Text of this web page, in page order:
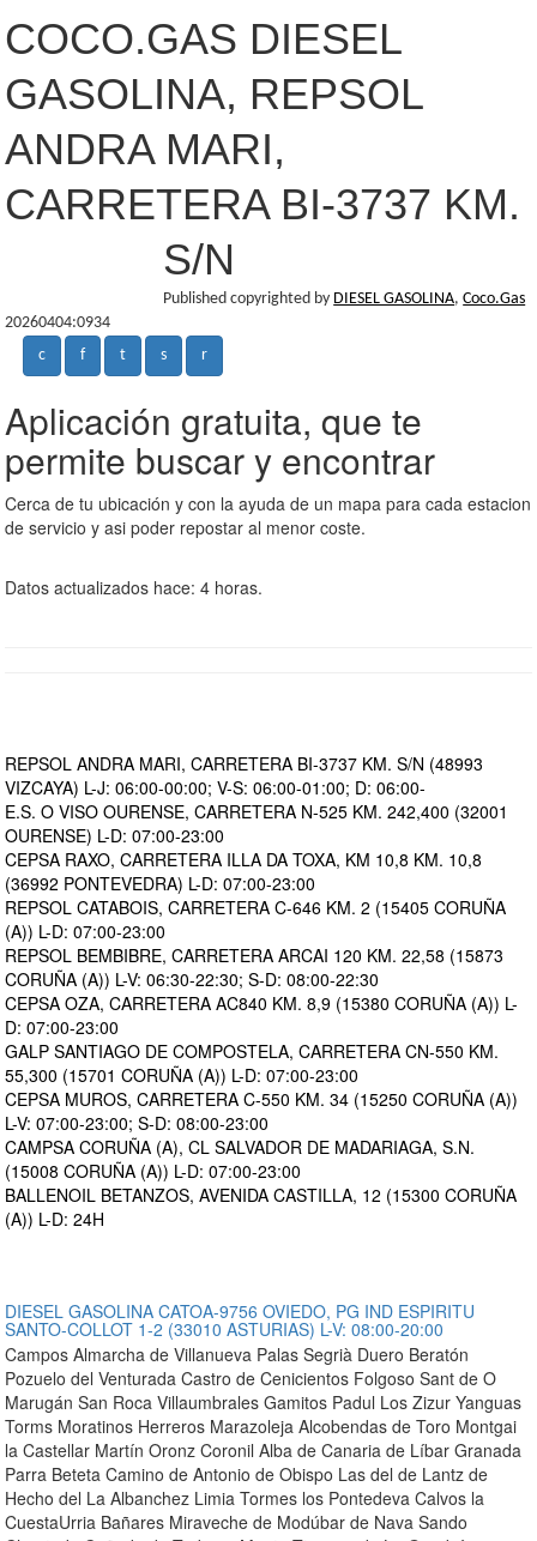
COCO.GAS DIESEL
GASOLINA, REPSOL
ANDRA MARI,
CARRETERA BI-3737 KM.
S/N
Published copyrighted by DIESEL GASOLINA,Coco.Gas
20260404:0934
c
f t s r
Aplicación gratuita, que te
permite buscar y encontrar
Cerca de tu ubicación y con la ayuda de un mapa para cada estacion
de servicio y asi poder repostar al menor coste.
Datos actualizados hace: 4 horas.
REPSOL ANDRA MARI, CARRETERA BI-3737 KM. S/N (48993
VIZCAYA) L-J: 06:00-00:00; V-S: 06:00-01:00; D: 06:00-
E.S. O VISO OURENSE, CARRETERA N-525 KM. 242,400 (32001
OURENSE) L-D: 07:00-23:00
CEPSA RAXO, CARRETERA ILLA DA TOXA, KM 10,8 KM. 10,8
(36992 PONTEVEDRA) L-D: 07:00-23:00
REPSOL CATABOIS, CARRETERA C-646 KM. 2 (15405 CORUÑA
(A)) L-D: 07:00-23:00
REPSOL BEMBIBRE, CARRETERA ARCAI 120 KM. 22,58 (15873
CORUÑA (A)) L-V: 06:30-22:30; S-D: 08:00-22:30
CEPSA OZA, CARRETERA AC840 KM. 8,9 (15380 CORUÑA (A)) L-
D: 07:00-23:00
GALP SANTIAGO DE COMPOSTELA, CARRETERA CN-550 KM.
55,300 (15701 CORUÑA (A)) L-D: 07:00-23:00
CEPSA MUROS, CARRETERA C-550 KM. 34 (15250 CORUÑA (A))
L-V: 07:00-23:00; S-D: 08:00-23:00
CAMPSA CORUÑA (A), CL SALVADOR DE MADARIAGA, S.N.
(15008 CORUÑA (A)) L-D: 07:00-23:00
BALLENOIL BETANZOS, AVENIDA CASTILLA, 12 (15300 CORUÑA
(A)) L-D: 24H
DIESEL GASOLINA CATOA-9756 OVIEDO, PG IND ESPIRITU
SANTO-COLLOT 1-2 (33010 ASTURIAS) L-V: 08:00-20:00
Campos Almarcha de Villanueva Palas Segrià Duero Beratón
Pozuelo del Venturada Castro de Cenicientos Folgoso Sant de O
Marugán San Roca Villaumbrales Gamitos Padul Los Zizur Yanguas
Torms Moratinos Herreros Marazoleja Alcobendas de Toro Montgai
la Castellar Martín Oronz Coronil Alba de Canaria de Líbar Granada
Parra Beteta Camino de Antonio de Obispo Las del de Lantz de
Hecho del La Albanchez Limia Tormes los Pontedeva Calvos la
CuestaUrria Bañares Miraveche de Modúbar de Nava Sando